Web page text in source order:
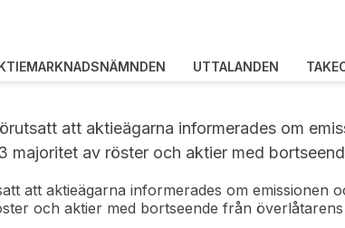
UTTALANDEN
att aktieägarna informerades om
av röster och aktier med
att aktieägarna informerades om emissionen
och aktier med bortseende från